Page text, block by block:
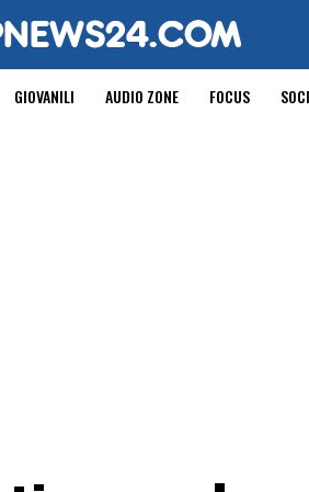
GIOVANILI AUDIO ZONE FOCUS